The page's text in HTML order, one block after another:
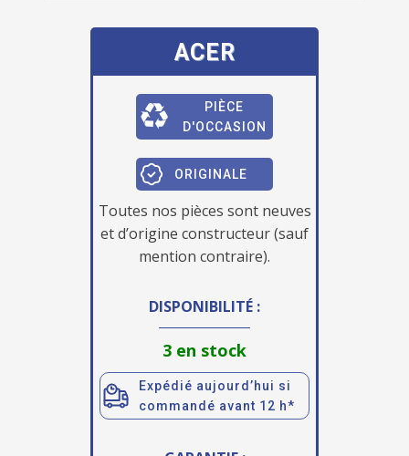
ACER
PIÈCE
D'OCCASION
ORIGINALE
Toutes nos pièces sont neuves
et d’origine constructeur (sauf
mention contraire).
DISPONIBILITÉ :
3 en stock
Expédié aujourd’hui si
commandé avant 12 h*